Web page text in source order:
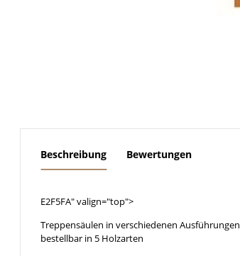
Beschreibung Bewertungen
E2F5FA" valign="top">
Treppensäulen in verschiedenen Ausführungen
bestellbar in 5 Holzarten